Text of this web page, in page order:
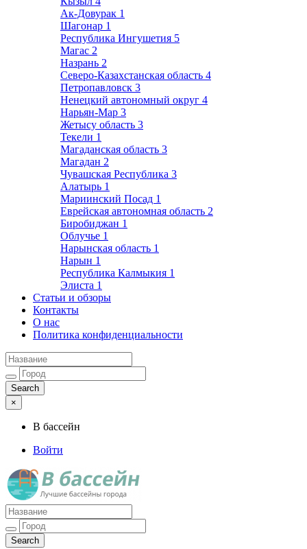
Ак-Довурак 1
Шагонар 1
Республика Ингушетия 5
Магас 2
Назрань 2
Северо-Казахстанская область 4
Петропавловск 3
Ненецкий автономный округ 4
Нарьян-Мар 3
Жетысу область 3
Текели 1
Магаданская область 3
Магадан 2
Чувашская Республика 3
Алатырь 1
Мариинский Посад 1
Еврейская автономная область 2
Биробиджан 1
Облучье 1
Нарынская область 1
Нарын 1
Республика Калмыкия 1
Элиста 1
Статьи и обзоры
Контакты
О нас
Политика конфиденциальности
×
В бассейн
Войти
Лучшие бассейны города